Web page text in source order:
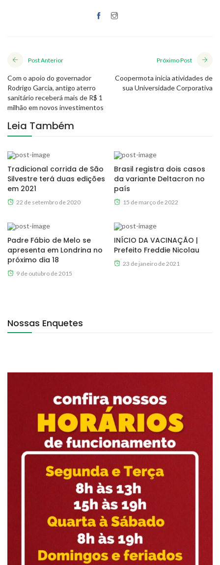
Post Anterior
Com o apoio do governador
Rodrigo Garcia, antigo aterro
sanitário receberá mais de R$ 1
milhão em novos investimentos
Próximo Post
Coopermota inicia atividades de
sua Universidade Corporativa
Leia Também
Tradicional corrida de São
Silvestre terá duas edições
em 2021
22 de setembro de 2020
Brasil registra dois casos
da variante Deltacron no
país
15 de março de 2022
Padre Fábio de Melo se
apresenta em Londrina no
próximo dia 18
9 de outubro de 2015
INÍCIO DA VACINAÇÃO |
Prefeito Freddie Nicolau
23 de janeiro de 2021
Nossas Enquetes